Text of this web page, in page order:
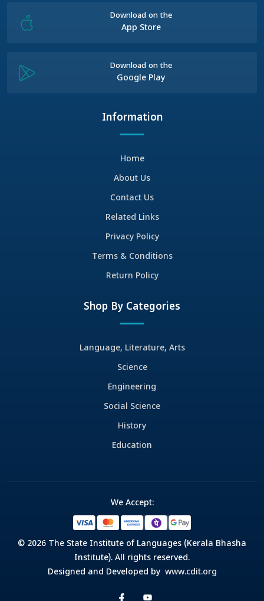
Download on the
App Store
Download on the
Google Play
Information
Home
About Us
Contact Us
Related Links
Privacy Policy
Terms & Conditions
Return Policy
Shop By Categories
Language, Literature, Arts
Science
Engineering
Social Science
History
Education
We Accept:
© 2026 The State Institute of Languages (Kerala Bhasha
Institute). All rights reserved.
Designed and Developed by www.cdit.org